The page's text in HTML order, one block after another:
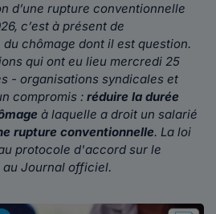
d’une rupture conventionnelle
c’est à présent de
chômage dont il est question.
qui ont eu lieu mercredi 25
- organisations syndicales et
compromis : réduire la durée
à laquelle a droit un salarié
rupture conventionnelle. La loi
protocole d'accord sur le
au Journal officiel.